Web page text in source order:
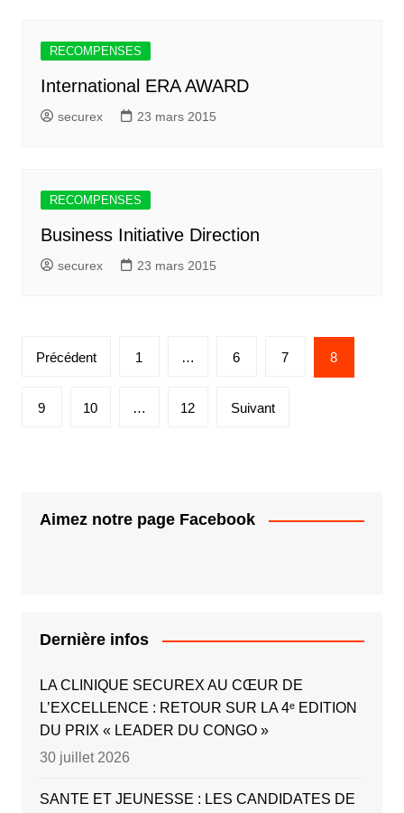
RECOMPENSES
International ERA AWARD
securex 23 mars 2015
RECOMPENSES
Business Initiative Direction
securex 23 mars 2015
Précédent 1 … 6 7 8
9 10 … 12 Suivant
Aimez notre page Facebook
Dernière infos
LA CLINIQUE SECUREX AU CŒUR DE
L’EXCELLENCE : RETOUR SUR LA 4ᵉ EDITION
DU PRIX « LEADER DU CONGO »
30 juillet 2026
SANTE ET JEUNESSE : LES CANDIDATES DE